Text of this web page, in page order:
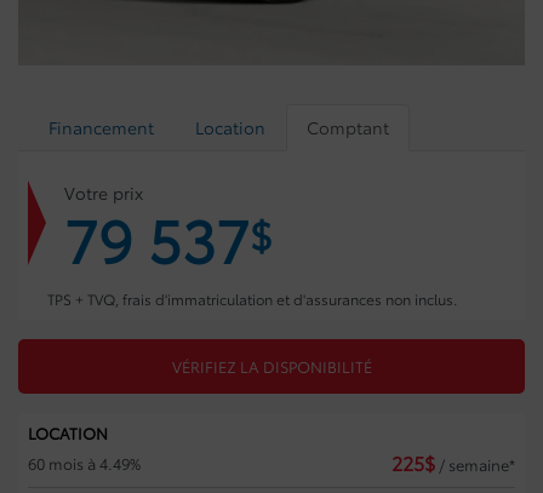
Financement Location Comptant
Votre prix
79 537$
TPS + TVQ, frais d'immatriculation et d'assurances non inclus.
VÉRIFIEZ LA DISPONIBILITÉ
LOCATION
60 mois à 4.49%
225$ / semaine*